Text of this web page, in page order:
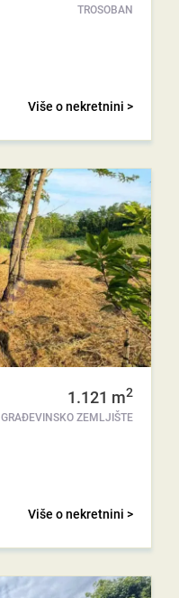
TROSOBAN
Više o nekretnini >
1.121 m2
GRAĐEVINSKO ZEMLJIŠTE
Više o nekretnini >